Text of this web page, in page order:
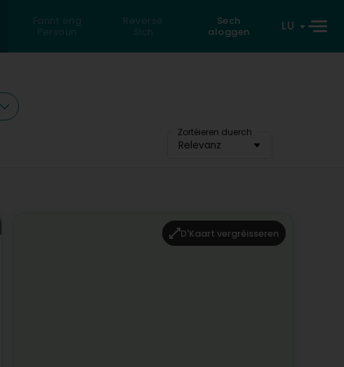
Fannt eng
Persoun
Reverse
Sich
Sech
aloggen
LU
Zortéieren duerch
Relevanz
D'Kaart vergréisseren